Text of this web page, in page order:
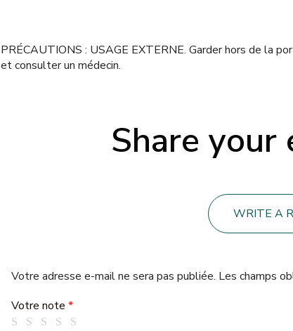
PRÉCAUTIONS : USAGE EXTERNE. Garder hors de la
et consulter un médecin.
Share your
WRITE A
Votre adresse e-mail ne sera pas publiée. Les champs
Votre note *